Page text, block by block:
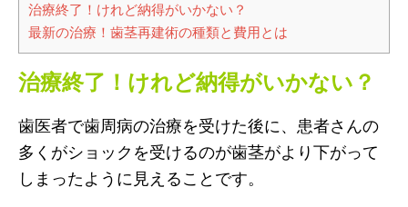
治療終了！けれど納得がいかない？
最新の治療！歯茎再建術の種類と費用とは
治療終了！けれど納得がいかない？
歯医者で歯周病の治療を受けた後に、患者さんの
多くがショックを受けるのが歯茎がより下がって
しまったように見えることです。